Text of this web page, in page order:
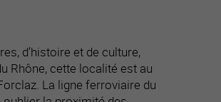
d’histoire et de culture,
Rhône, cette localité est au
La ligne ferroviaire du